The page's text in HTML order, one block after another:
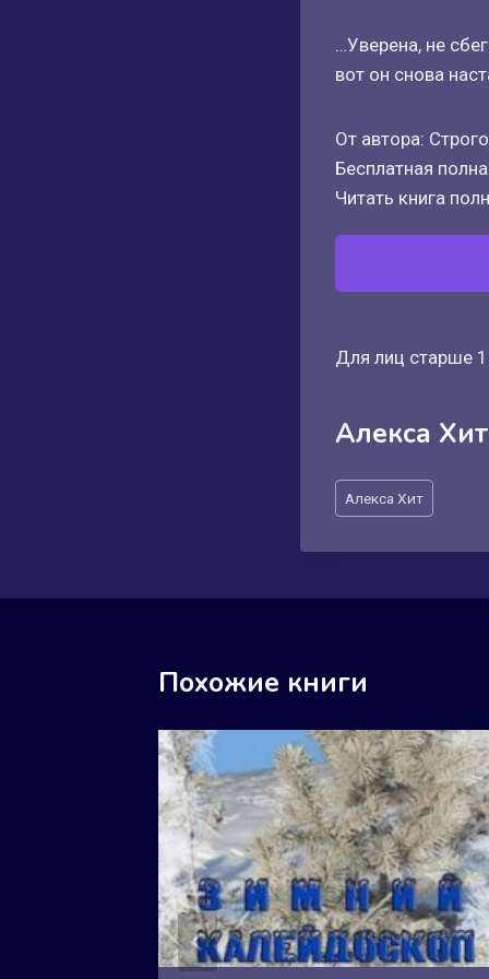
…Уверена, не
вот он снова
От автора:
Бесплатная
Читать книга
Для лиц старше
Алекса Хит
Метки
записи:
Алекса Хит
Похожие книги